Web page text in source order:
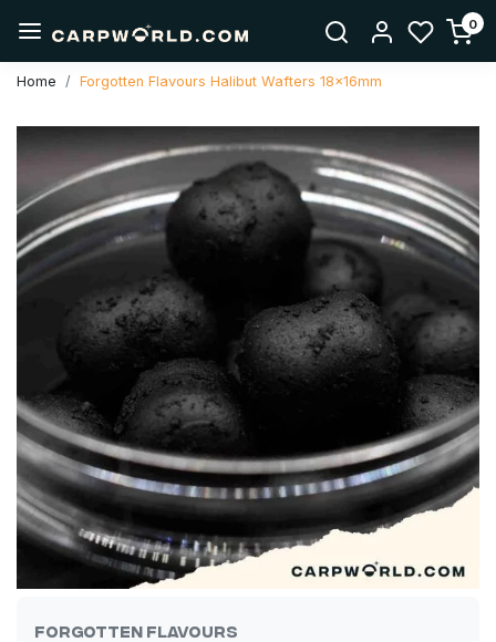
0
Home Forgotten Flavours Halibut Wafters 18x16mm
Forgotten Flavours